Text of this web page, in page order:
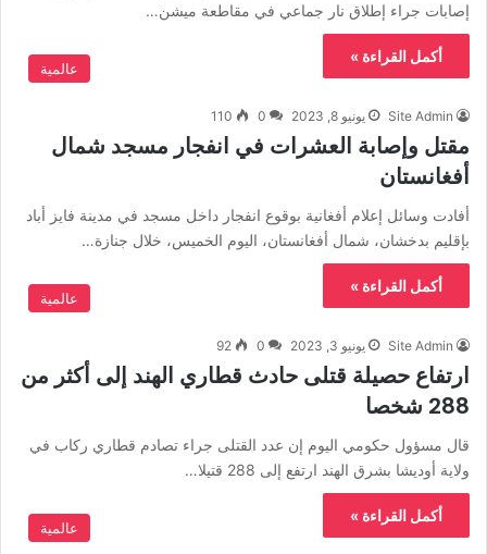
إصابات جراء إطلاق نار جماعي في مقاطعة ميشن…
أكمل القراءة »
عالمية
Site Admin يونيو 8, 2023 0
110
مقتل وإصابة العشرات في انفجار مسجد شمال
أفغانستان
أفادت وسائل إعلام أفغانية بوقوع انفجار داخل مسجد في مدينة فايز أباد
بإقليم بدخشان، شمال أفغانستان، اليوم الخميس، خلال جنازة…
أكمل القراءة »
عالمية
Site Admin يونيو 3, 2023 0
92
ارتفاع حصيلة قتلى حادث قطاري الهند إلى أكثر من
288 شخصا
قال مسؤول حكومي اليوم إن عدد القتلى جراء تصادم قطاري ركاب في
ولاية أوديشا بشرق الهند ارتفع إلى 288 قتيلا…
أكمل القراءة »
عالمية